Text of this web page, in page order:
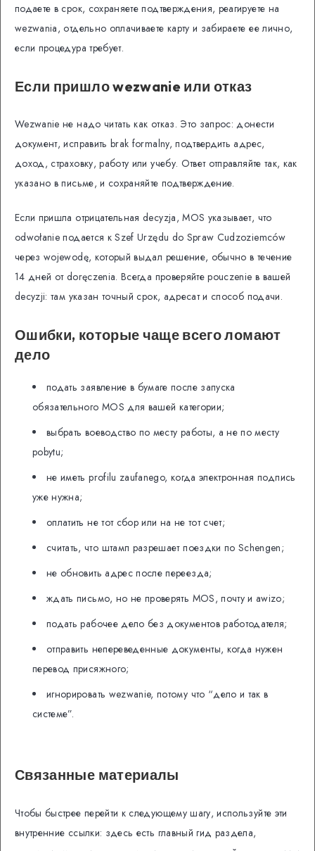
подаете в срок, сохраняете подтверждения, реагируете на
wezwania, отдельно оплачиваете карту и забираете ее лично,
если процедура требует.
Если пришло wezwanie или отказ
Wezwanie не надо читать как отказ. Это запрос: донести
документ, исправить brak formalny, подтвердить адрес,
доход, страховку, работу или учебу. Ответ отправляйте так, как
указано в письме, и сохраняйте подтверждение.
Если пришла отрицательная decyzja, MOS указывает, что
odwołanie подается к Szef Urzędu do Spraw Cudzoziemców
через wojewodę, который выдал решение, обычно в течение
14 дней от doręczenia. Всегда проверяйте pouczenie в вашей
decyzji: там указан точный срок, адресат и способ подачи.
Ошибки, которые чаще всего ломают
дело
подать заявление в бумаге после запуска
обязательного MOS для вашей категории;
выбрать воеводство по месту работы, а не по месту
pobytu;
не иметь profilu zaufanego, когда электронная подпись
уже нужна;
оплатить не тот сбор или на не тот счет;
считать, что штамп разрешает поездки по Schengen;
не обновить адрес после переезда;
ждать письмо, но не проверять MOS, почту и awizo;
подать рабочее дело без документов работодателя;
отправить непереведенные документы, когда нужен
перевод присяжного;
игнорировать wezwanie, потому что “дело и так в
системе”.
Связанные материалы
Чтобы быстрее перейти к следующему шагу, используйте эти
внутренние ссылки: здесь есть главный гид раздела,